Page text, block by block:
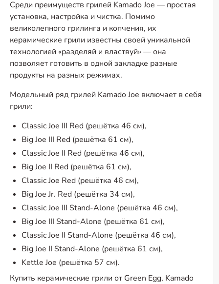
Среди преимуществ грилей Kamado Joe — простая
установка, настройка и чистка. Помимо
великолепного грилинга и копчения, их
керамические грили известны своей уникальной
технологией «разделяй и властвуй» — она
позволяет готовить в одной закладке разные
продукты на разных режимах.
Модельный ряд грилей Kamado Joe включает в себя
грили:
Classic Joe III Red (решётка 46 см),
Big Joe III Red (решётка 61 см),
Classic Joe II Red (решётка 46 см),
Big Joe II Red (решётка 61 см),
Classic Joe Red (решётка 46 см),
Big Joe Jr. Red (решётка 34 см),
Classic Joe III Stand-Alone (решётка 46 см),
Big Joe III Stand-Alone (решётка 61 см),
Classic Joe II Stand-Alone (решётка 46 см),
Big Joe II Stand-Alone (решётка 61 см),
Kettle Joe (решётка 57 см).
Купить керамические грили от Green Egg, Kamado